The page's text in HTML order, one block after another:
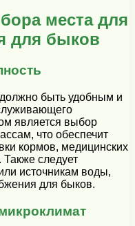
места для
для быков
быть удобным и
является выбор
что обеспечит
кормов, медицинских
следует
источникам воды,
для быков.